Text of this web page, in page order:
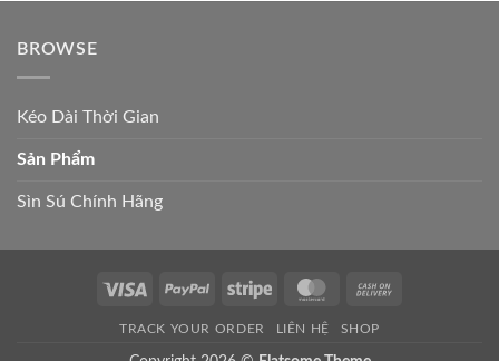
BROWSE
Kéo Dài Thời Gian
Sản Phẩm
Sìn Sú Chính Hãng
Visa PayPal Stripe MasterCard
TRACK YOUR ORDER LIÊN HỆ SHOP